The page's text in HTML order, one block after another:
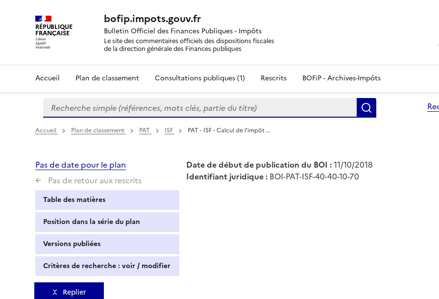
RÉPUBLIQUE
FRANÇAISE
bofip.impots.gouv.fr
Bulletin Officiel des Finances Publiques - Impôts
Le site des commentaires officiels des dispositions fiscales
de la direction générale des Finances publiques
Accueil Plan de classement Consultations publiques (1) Rescrits BOFiP - Archives-Impôts
Formulaire
de
recherche
Recherche simple (références, mots clés, partie du titre)
Accueil Plan de classement PAT ISF PAT - ISF - Calcul de l'impôt …
Pas de date pour le plan
Pas de retour aux rescrits
Table des matières
Position dans la série du plan
Versions publiées
Critères de recherche : voir / modifier
Date de début de publication du BOI :11/10/2018
Identifiant juridique : BOI-PAT-ISF-40-40-10-70
Replier